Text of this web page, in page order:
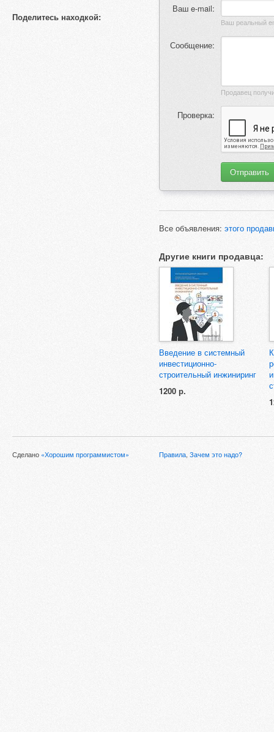
Поделитесь находкой:
Ваш e-mail:
Сообщение:
Проверка:
Все объявления: этого
Другие книги продавца:
Введение в системный
инвестиционно-
строительный инжиниринг
1200 р.
Сделано «Хорошим программистом» Правила, Зачем это надо?